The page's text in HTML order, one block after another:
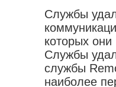
Службы
которых
Службы
службы
наиболее